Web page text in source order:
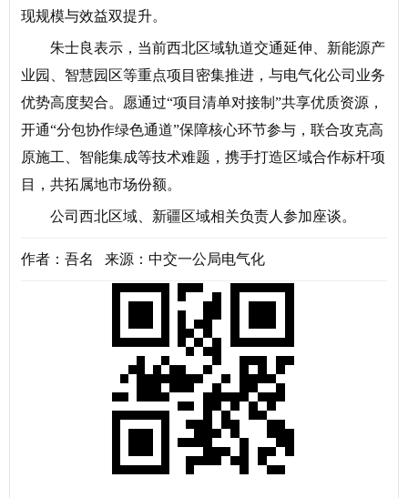
现规模与效益双提升。
朱士良表示，当前西北区域轨道交通延伸、新能源产
业园、智慧园区等重点项目密集推进，与电气化公司业务
优势高度契合。愿通过“项目清单对接制”共享优质资源，
开通“分包协作绿色通道”保障核心环节参与，联合攻克高
原施工、智能集成等技术难题，携手打造区域合作标杆项
目，共拓属地市场份额。
公司西北区域、新疆区域相关负责人参加座谈。
作者：吾名 来源：中交一公局电气化